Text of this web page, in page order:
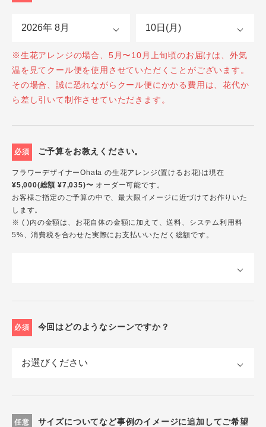
※生花アレンジの場合、5月〜10月上旬頃のお届けは、外気
温を見てクール便を使用させていただくことがございます。
その場合、誠に恐れながらクール便にかかる費用は、花代か
ら差し引いて制作させていただきます。
必須 ご予算をお教えください。
フラワーデザイナーOhata の生花アレンジ(置けるお花)は現在
¥5,000(総額 ¥7,035)〜 オーダー可能です。
お客様ご指定のご予算の中で、最大限イメージに近づけてお作りいた
します。
※ ( )内の金額は、お花自体の金額に加えて、送料、システム利用料
5%、消費税を合わせた実際にお支払いいただく総額です。
必須 今回はどのようなシーンですか？
任意
サイズについてなど事例のイメージに追加してご希望